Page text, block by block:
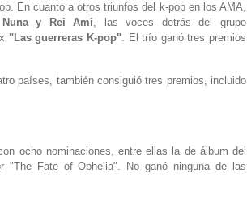
En cuanto a otros triunfos del k-pop en los AMA,
Nuna y Rei Ami, las voces detrás del grupo
"Las guerreras K-pop". El trío ganó tres premios
países, también consiguió tres premios, incluido
ocho nominaciones, entre ellas ⁠la de álbum del
Fate of Ophelia". ⁠No ganó ninguna de las